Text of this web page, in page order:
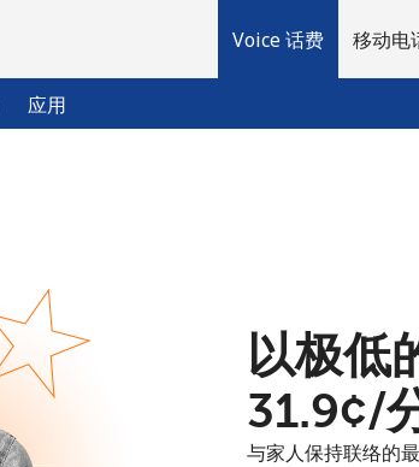
Voice 话费
应用
移动电
注册使用
以极低
⁦31.9¢⁩/
与家人保持联络的